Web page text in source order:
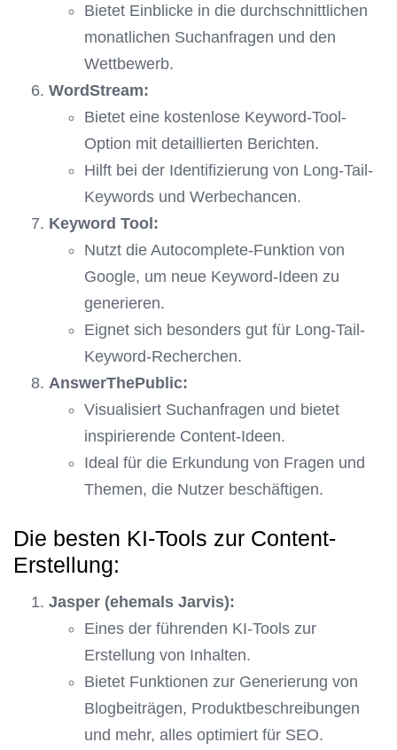
Bietet Einblicke in die durchschnittlichen
monatlichen Suchanfragen und den
Wettbewerb.
WordStream:
Bietet eine kostenlose Keyword-Tool-
Option mit detaillierten Berichten.
Hilft bei der Identifizierung von Long-Tail-
Keywords und Werbechancen.
Keyword Tool:
Nutzt die Autocomplete-Funktion von
Google, um neue Keyword-Ideen zu
generieren.
Eignet sich besonders gut für Long-Tail-
Keyword-Recherchen.
AnswerThePublic:
Visualisiert Suchanfragen und bietet
inspirierende Content-Ideen.
Ideal für die Erkundung von Fragen und
Themen, die Nutzer beschäftigen.
Die besten KI-Tools zur Content-
Erstellung:
Jasper (ehemals Jarvis):
Eines der führenden KI-Tools zur
Erstellung von Inhalten.
Bietet Funktionen zur Generierung von
Blogbeiträgen, Produktbeschreibungen
und mehr, alles optimiert für SEO.